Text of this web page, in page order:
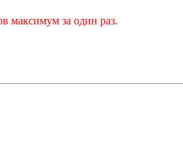
максимум за один раз.